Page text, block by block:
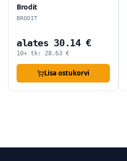
Brodit
BRODIT
alates 30.14 €
10+ tk: 28.63 €
Lisa ostukorvi